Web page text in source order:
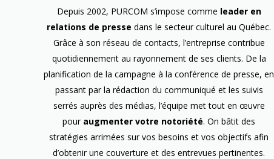
Depuis 2002, PURCOM s’impose comme leader en
relations de presse dans le secteur culturel au Québec.
Grâce à son réseau de contacts, l’entreprise contribue
quotidiennement au rayonnement de ses clients. De la
planification de la campagne à la conférence de presse, en
passant par la rédaction du communiqué et les suivis
serrés auprès des médias, l’équipe met tout en œuvre
pour augmenter votre notoriété. On bâtit des
stratégies arrimées sur vos besoins et vos objectifs afin
d’obtenir une couverture et des entrevues pertinentes.